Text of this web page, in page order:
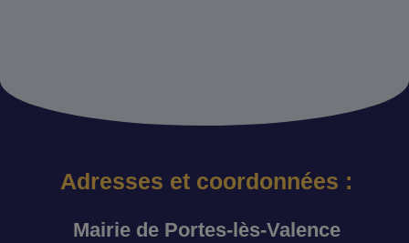
Adresses et coordonnées :
Mairie de Portes-lès-Valence